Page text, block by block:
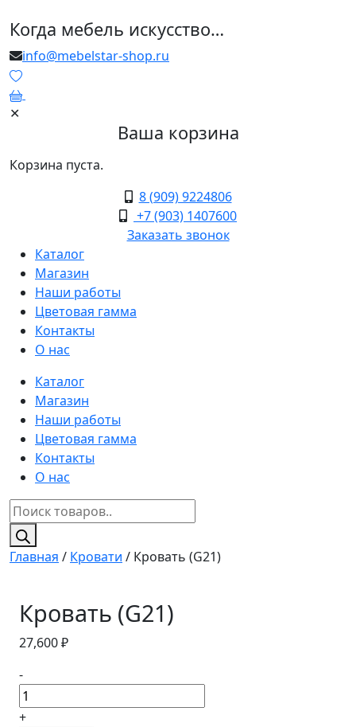
Когда мебель искусство…
info@mebelstar-shop.ru
✕
Ваша корзина
Корзина пуста.
8 (909) 9224806
+7 (903) 1407600
Заказать звонок
Каталог
Магазин
Наши работы
Цветовая гамма
Контакты
О нас
Каталог
Магазин
Наши работы
Цветовая гамма
Контакты
О нас
Поиск
товаров
Главная / Кровати / Кровать (G21)
Кровать (G21)
27,600₽
-
+